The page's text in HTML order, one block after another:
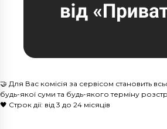
🤝 Для Вас комісія за сервісом становить
будь-якої суми та будь-якого терміну
🖤 Строк дії: від 3 до 24 місяців